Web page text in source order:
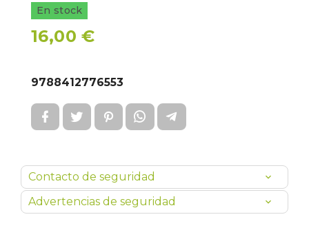
En stock
16,00 €
9788412776553
Contacto de seguridad
Advertencias de seguridad